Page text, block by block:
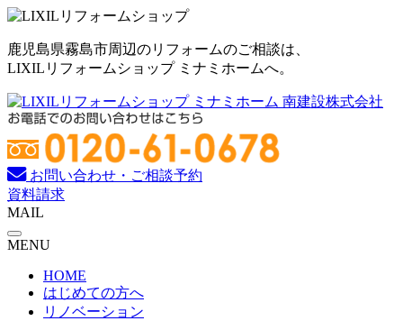
コ
テ
ン
ツ
へ
ス
キ
ッ
プ
鹿児島県霧島市周辺のリフォームのご相談は、
LIXILリフォームショップ ミナミホームへ。
お問い合わせ・ご相談予約
資料請求
MAIL
MENU
HOME
はじめての方へ
リノベーション